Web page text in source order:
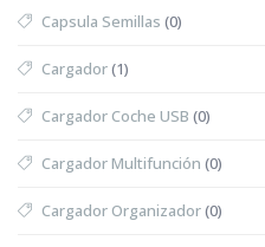
Capsula Semillas (0)
Cargador(1)
Cargador Coche USB (0)
Cargador Multifunción (0)
Cargador Organizador(0)